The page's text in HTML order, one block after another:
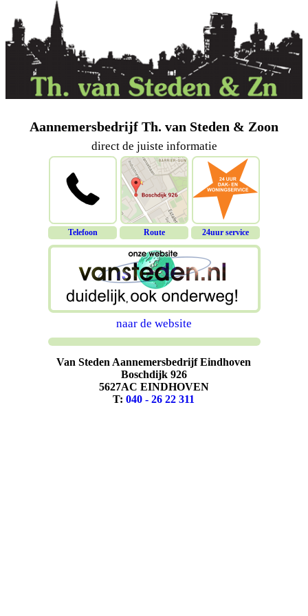
Aannemersbedrijf Th. van Steden & Zoon
direct de juiste informatie
Telefoon Route 24uur service
naar de website
Van Steden Aannemersbedrijf Eindhoven
Boschdijk 926
5627AC EINDHOVEN
T:040 - 26 22 311